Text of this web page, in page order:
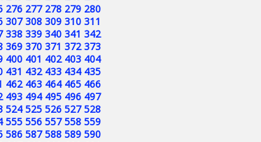
276 277 278 279 280
307 308 309 310 311
338 339 340 341 342
369 370 371 372 373
400 401 402 403 404
431 432 433 434 435
462 463 464 465 466
493 494 495 496 497
524 525 526 527 528
555 556 557 558 559
586 587 588 589 590